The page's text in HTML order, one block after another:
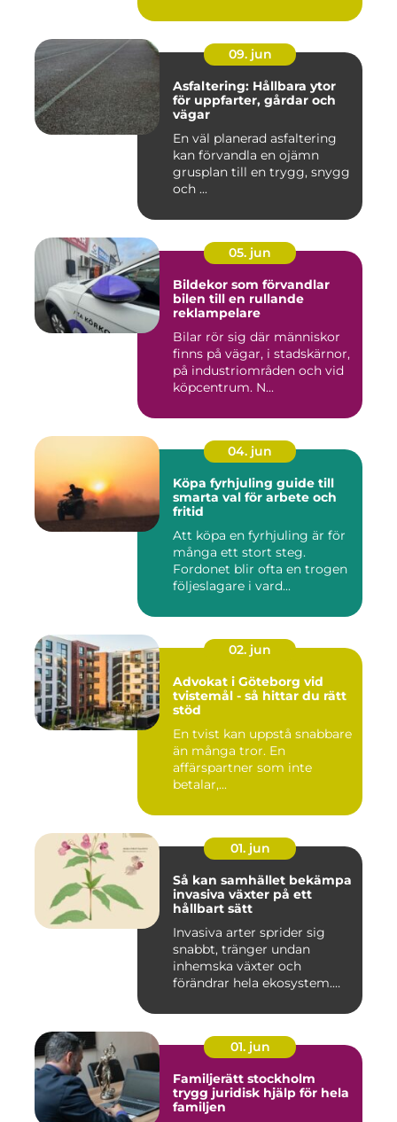
09. jun
Asfaltering: Hållbara ytor
för uppfarter, gårdar och
vägar
En väl planerad asfaltering
kan förvandla en ojämn
grusplan till en trygg, snygg
och ...
05. jun
Bildekor som förvandlar
bilen till en rullande
reklampelare
Bilar rör sig där människor
finns på vägar, i stadskärnor,
på industriområden och vid
köpcentrum. N...
04. jun
Köpa fyrhjuling guide till
smarta val för arbete och
fritid
Att köpa en fyrhjuling är för
många ett stort steg.
Fordonet blir ofta en trogen
följeslagare i vard...
02. jun
Advokat i Göteborg vid
tvistemål - så hittar du rätt
stöd
En tvist kan uppstå snabbare
än många tror. En
affärspartner som inte
betalar,...
01. jun
Så kan samhället bekämpa
invasiva växter på ett
hållbart sätt
Invasiva arter sprider sig
snabbt, tränger undan
inhemska växter och
förändrar hela ekosystem.
01. jun
Familjerätt stockholm
trygg juridisk hjälp för hela
familjen